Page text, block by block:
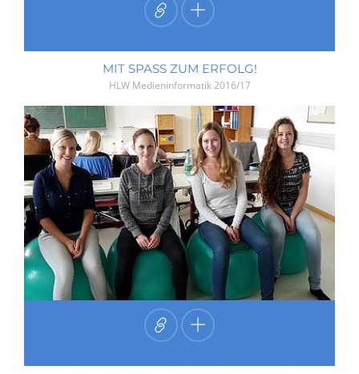
MIT SPASS ZUM ERFOLG!
HLW Medieninformatik2016/17